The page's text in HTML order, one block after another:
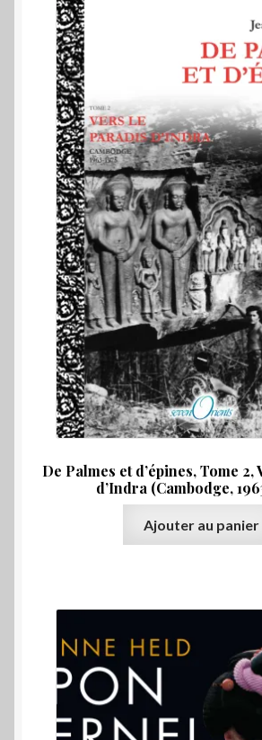
De Palmes et d’épines, Tome
d’Indra (Cambodge,
Ajouter au panier